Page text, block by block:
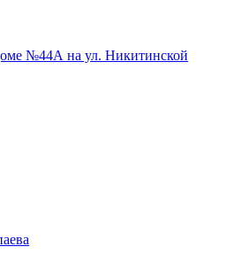
№44А на ул. Никитинской